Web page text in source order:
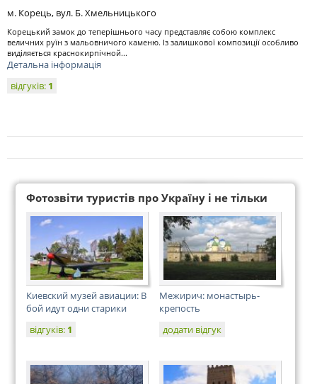
м. Корець, вул. Б. Хмельницького
Корецький замок до теперішнього часу представляє собою комплекс
величних руїн з мальовничого каменю. Із залишкової композиції особливо
виділяється краснокирпічной...
Детальна інформація
відгуків: 1
Фотозвіти туристів про Україну і не тільки
Киевский музей авиации: В
бой идут одни старики
відгуків: 1
Межирич: монастырь-
крепость
додати відгук